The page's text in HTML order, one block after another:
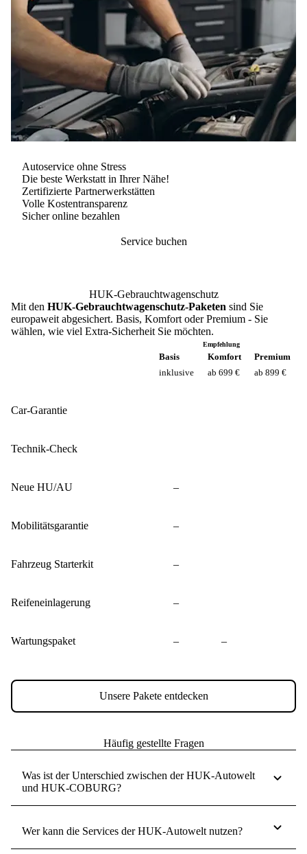
Autoservice ohne Stress
Die beste Werkstatt in Ihrer Nähe!
Zertifizierte Partnerwerkstätten
Volle Kostentransparenz
Sicher online bezahlen
Service buchen
HUK-Gebrauchtwagenschutz
Mit den HUK-Gebrauchtwagenschutz-Paketen sind Sie
europaweit abgesichert. Basis, Komfort oder Premium - Sie
wählen, wie viel Extra-Sicherheit Sie möchten.
Basis
inklusive
Empfehlung
Komfort
ab 699 €
Premium
ab 899 €
Car-Garantie
Technik-Check
Neue HU/AU –
Mobilitätsgarantie –
Fahrzeug Starterkit –
Reifeneinlagerung –
Wartungspaket – –
Unsere Pakete entdecken
Häufig gestellte Fragen
Was ist der Unterschied zwischen der HUK-Autowelt
und HUK-COBURG?
Wer kann die Services der HUK-Autowelt nutzen?